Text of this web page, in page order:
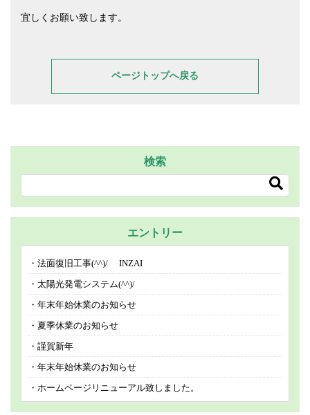
宜しくお願い致します。
ページトップへ戻る
検索
エントリー
法面復旧工事(^^)/ INZAI
太陽光発電システム(^^)/
年末年始休業のお知らせ
夏季休業のお知らせ
謹賀新年
年末年始休業のお知らせ
ホームページリニューアル致しました。